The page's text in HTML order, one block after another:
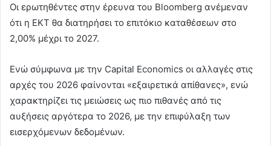
Οι ερωτηθέντες στην έρευνα του Bloomberg ανέμεναν
ότι η ΕΚΤ θα διατηρήσει το επιτόκιο καταθέσεων στο
2,00% μέχρι το 2027.
Ενώ σύμφωνα με την Capital Economics οι αλλαγές στις
αρχές του 2026 φαίνονται «εξαιρετικά απίθανες», ενώ
χαρακτηρίζει τις μειώσεις ως πιο πιθανές από τις
αυξήσεις αργότερα το 2026, με την επιφύλαξη των
εισερχόμενων δεδομένων.